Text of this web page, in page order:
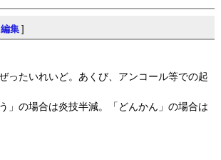
編集 ]
ったいれいど。あくび、アンコール等での起
」の場合は炎技半減。「どんかん」の場合は